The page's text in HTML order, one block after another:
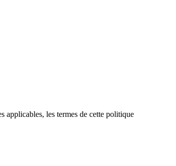
applicables, les termes de cette politique